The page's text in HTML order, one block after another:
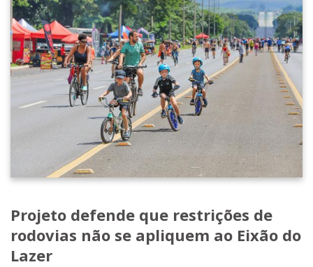
Projeto defende que restrições de
rodovias não se apliquem ao Eixão do
Lazer